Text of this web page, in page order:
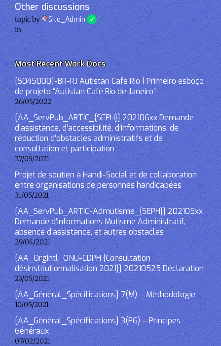
Other discussions
topic by Site_Admin
in
Most Recent Work Docs
[S045000]-BR-RJ Autistan Cafe Rio | Primeiro esboço
de projeto “Autistan Café Rio de Janeiro”
26/05/2022
[AA_ServPub_ARTIC_{SEPH}] 202106xx Demande
d’assistance, d’accessibilité, d’informations, de
réduction d’obstacles administratifs et de
consultation et participation
27/05/2021
Projet de soutien à Handi-Social et de collaboration
entre organisations de personnes handicapées
31/05/2021
[AA_ServPub_ARTIC-Admutisme_{SEPH}] 202105xx
Demande d’informations Mutisme Administratif,
absence d’assistance, et autres obstacles
29/04/2021
[AA_OrgIntl_ONU-CDPH {Consultation
désinstitutionnalisation 2021}] 20210525 Déclaration
23/05/2021
[AA_Général_Spécifications] 7(M) – Méthodologie
10/05/2021
[AA_Général_Spécifications] 3(PG) – Principes
Généraux
07/02/2021